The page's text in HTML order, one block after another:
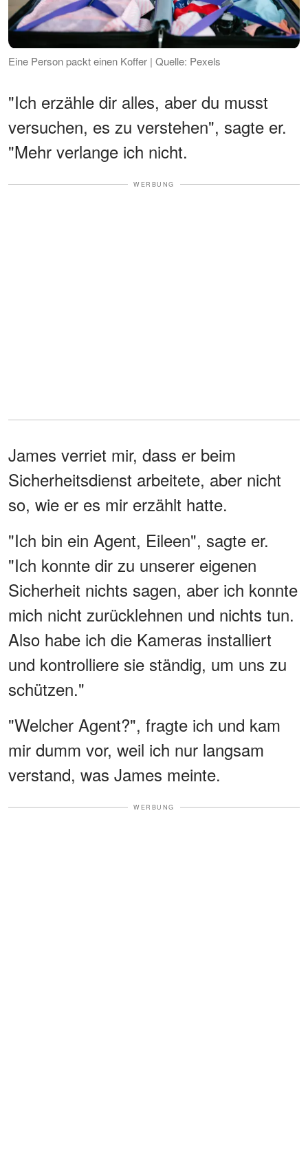
Eine Person packt einen Koffer | Quelle: Pexels
"Ich erzähle dir alles, aber du musst
versuchen, es zu verstehen", sagte er.
"Mehr verlange ich nicht.
WERBUNG
James verriet mir, dass er beim
Sicherheitsdienst arbeitete, aber nicht
so, wie er es mir erzählt hatte.
"Ich bin ein Agent, Eileen", sagte er.
"Ich konnte dir zu unserer eigenen
Sicherheit nichts sagen, aber ich konnte
mich nicht zurücklehnen und nichts tun.
Also habe ich die Kameras installiert
und kontrolliere sie ständig, um uns zu
schützen."
"Welcher Agent?", fragte ich und kam
mir dumm vor, weil ich nur langsam
verstand, was James meinte.
WERBUNG